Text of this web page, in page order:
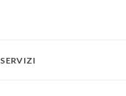
SERVIZI